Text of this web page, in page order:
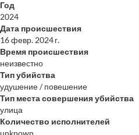
Год
2024
Дата происшествия
16 февр. 2024 г.
Время происшествия
неизвестно
Тип убийства
удушение / повешение
Тип места совершения убийства
улица
Количество исполнителей